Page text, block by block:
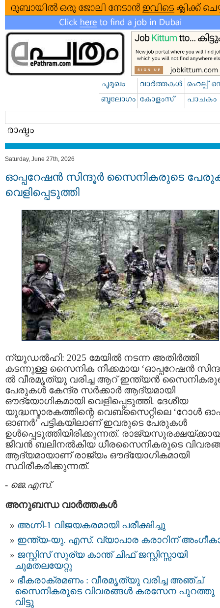
Saturday, June 27th, 2026
ഓപ്പറേഷൻ സിന്ദൂർ സൈനികരുടെ
വെളിപ്പെടുത്തി
ന്യൂഡൽഹി: 2025 മേയിൽ നടന്ന അതിർത്തി
കടന്നുള്ള സൈനിക നീക്കമായ ‘ഓപ്പറേഷൻ
ൽ വീരമൃത്യു വരിച്ച ആറ് ഇന്ത്യൻ
പേരുകൾ കേന്ദ്ര സർക്കാർ ആദ്യമായി
ഔദ്യോഗികമായി വെളിപ്പെടുത്തി. ദേശീയ
യുദ്ധസ്മാരകത്തിന്റെ വെബ്‌സൈറ്റിലെ ‘റോൾ
ഓണർ’ പട്ടികയിലാണ് ഇവരുടെ പേരുകൾ
ഉൾപ്പെടുത്തിയിരിക്കുന്നത്.
ജീവൻ ബലിനൽകിയ ധീരസൈനികരുടെ
ആദ്യമായാണ് രാജ്യം ഔദ്യോഗികമായി
സ്ഥിരീകരിക്കുന്നത്.
- ജെ.എസ്.
അനുബന്ധ വാര്‍ത്തകള്‍
അഗ്നി-1 വിജയകരമായി പരീക്ഷിച്ചു
ഇന്ത്യ-യു. എസ്. വ്യാപാര കരാറിന്
ജസ്റ്റിസ് സൂര്യ കാന്ത് ചീഫ് ജസ്റ്റിസ്സായി
ചുമതലയേറ്റു
ഭീകരാക്രമണം : വീരമൃത്യു വരിച്ച അഞ്ച്
സൈനികരുടെ വിവരങ്ങള്‍ കരസേന പുറത്തു
വിട്ടു